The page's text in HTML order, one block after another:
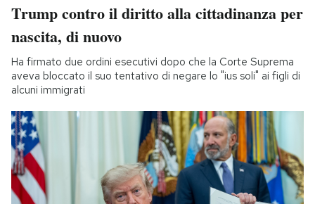
Trump contro il diritto alla cittadinanza per
nascita, di nuovo
Ha firmato due ordini esecutivi dopo che la Corte Suprema
aveva bloccato il suo tentativo di negare lo "ius soli" ai figli di
alcuni immigrati